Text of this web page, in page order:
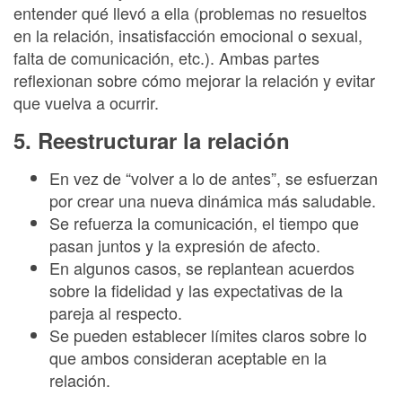
entender qué llevó a ella (problemas no resueltos
en la relación, insatisfacción emocional o sexual,
falta de comunicación, etc.). Ambas partes
reflexionan sobre cómo mejorar la relación y evitar
que vuelva a ocurrir.
5. Reestructurar la relación
En vez de “volver a lo de antes”, se esfuerzan
por crear una nueva dinámica más saludable.
Se refuerza la comunicación, el tiempo que
pasan juntos y la expresión de afecto.
En algunos casos, se replantean acuerdos
sobre la fidelidad y las expectativas de la
pareja al respecto.
Se pueden establecer límites claros sobre lo
que ambos consideran aceptable en la
relación.